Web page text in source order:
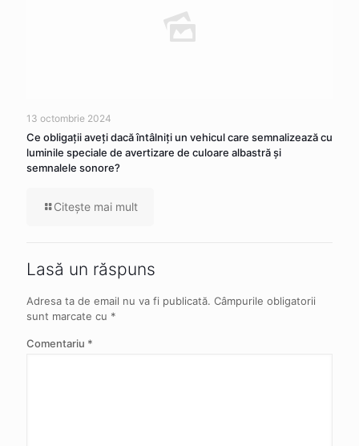
13 octombrie 2024
Ce obligaţii aveţi dacă întâlniţi un vehicul care semnalizează cu
luminile speciale de avertizare de culoare albastră şi
semnalele sonore?
Citeşte mai mult
Lasă un răspuns
Adresa ta de email nu va fi publicată. Câmpurile obligatorii
sunt marcate cu *
Comentariu *